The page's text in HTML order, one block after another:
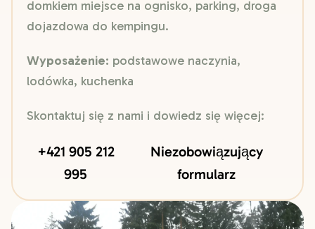
domkiem miejsce na ognisko, parking, droga
dojazdowa do kempingu.
Wyposażenie: podstawowe naczynia,
lodówka, kuchenka
Skontaktuj się z nami i dowiedz się więcej:
+421 905 212
995
Niezobowiązujący
formularz